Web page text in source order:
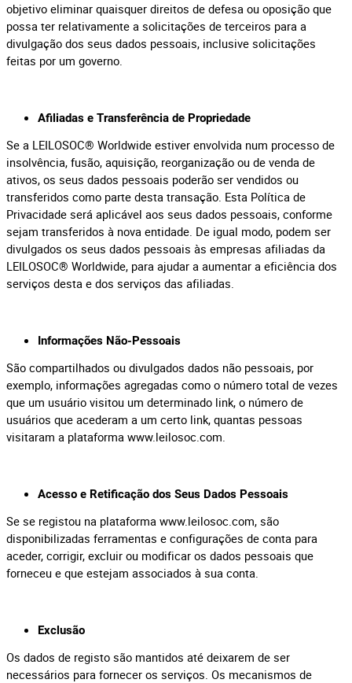
objetivo eliminar quaisquer direitos de defesa ou oposição que
possa ter relativamente a solicitações de terceiros para a
divulgação dos seus dados pessoais, inclusive solicitações
feitas por um governo.
Afiliadas e Transferência de Propriedade
Se a LEILOSOC® Worldwide estiver envolvida num processo de
insolvência, fusão, aquisição, reorganização ou de venda de
ativos, os seus dados pessoais poderão ser vendidos ou
transferidos como parte desta transação. Esta Política de
Privacidade será aplicável aos seus dados pessoais, conforme
sejam transferidos à nova entidade. De igual modo, podem ser
divulgados os seus dados pessoais às empresas afiliadas da
LEILOSOC® Worldwide, para ajudar a aumentar a eficiência dos
serviços desta e dos serviços das afiliadas.
Informações Não-Pessoais
São compartilhados ou divulgados dados não pessoais, por
exemplo, informações agregadas como o número total de vezes
que um usuário visitou um determinado link, o número de
usuários que acederam a um certo link, quantas pessoas
visitaram a plataforma www.leilosoc.com.
Acesso e Retificação dos Seus Dados Pessoais
Se se registou na plataforma www.leilosoc.com, são
disponibilizadas ferramentas e configurações de conta para
aceder, corrigir, excluir ou modificar os dados pessoais que
forneceu e que estejam associados à sua conta.
Exclusão
Os dados de registo são mantidos até deixarem de ser
necessários para fornecer os serviços. Os mecanismos de